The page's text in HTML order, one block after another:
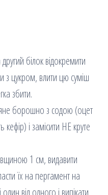
білок відокремити
з цукром, влити цю суміш
збити.
борошно з содою (оцет
кефір) і замісити НЕ круте
1 см, видавити
їх на пергамент на